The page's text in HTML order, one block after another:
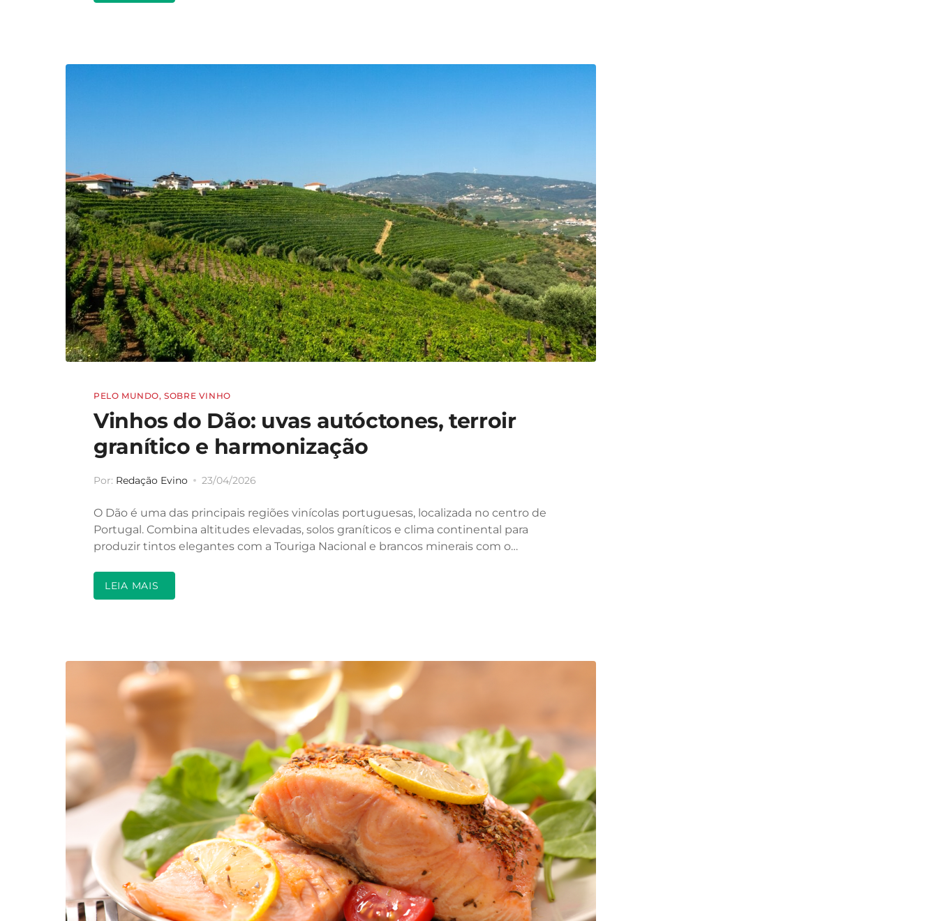
PELO MUNDO,SOBRE VINHO
Vinhos do Dão: uvas autóctones, terroir
granítico e harmonização
Por: Redação Evino 23/04/2026
O Dão é uma das principais regiões vinícolas portuguesas, localizada no centro de
Portugal. Combina altitudes elevadas, solos graníticos e clima continental para
produzir tintos elegantes com a Touriga Nacional e brancos minerais com o…
LEIA MAIS